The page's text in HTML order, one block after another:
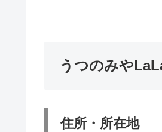
うつのみや
住所・所在地